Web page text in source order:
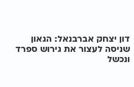
דון יצחק אברבנאל: הגאון
שניסה לעצור את גירוש ספרד
ונכשל